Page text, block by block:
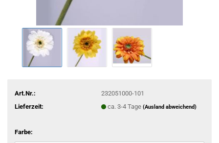
Art.Nr.:
232051000-101
Lieferzeit:
ca. 3-4 Tage (Ausland abweichend)
Farbe: